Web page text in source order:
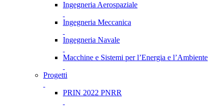
Ingegneria Aerospaziale
Ingegneria Meccanica
Ingegneria Navale
Macchine e Sistemi per l’Energia e l’Ambiente
Progetti
PRIN 2022 PNRR